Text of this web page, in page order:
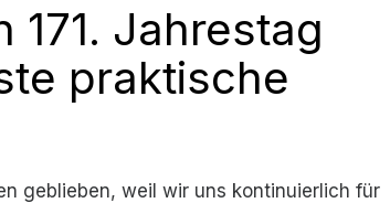
171. Jahrestag
praktische
geblieben, weil wir uns kontinuierlich für